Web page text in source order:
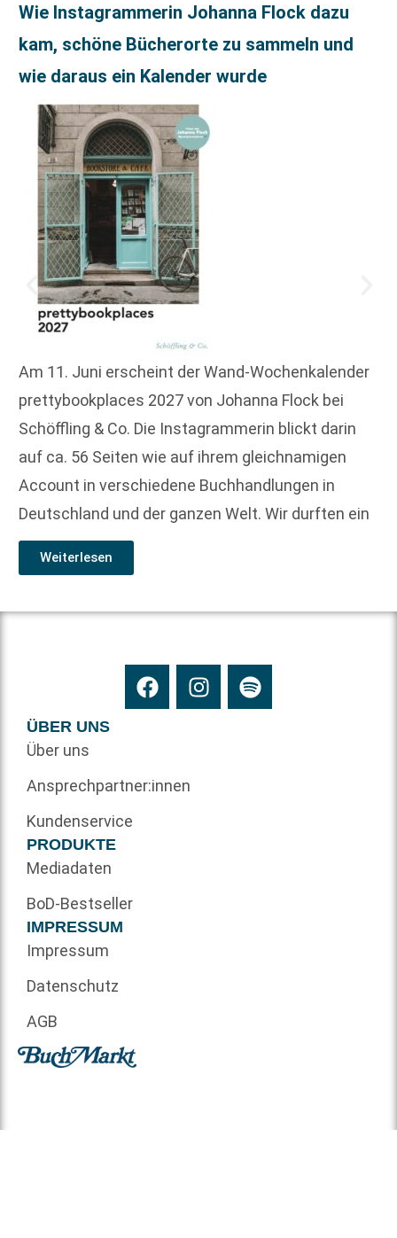
Wie Instagrammerin Johanna Flock dazu
kam, schöne Bücherorte zu sammeln und
wie daraus ein Kalender wurde
Am 11. Juni erscheint der Wand-Wochenkalender
prettybookplaces 2027 von Johanna Flock bei
Schöffling & Co. Die Instagrammerin blickt darin
auf ca. 56 Seiten wie auf ihrem gleichnamigen
Account in verschiedene Buchhandlungen in
Deutschland und der ganzen Welt. Wir durften ein
Weiterlesen
ÜBER UNS
Über uns
Ansprechpartner:innen
Kundenservice
PRODUKTE
Mediadaten
BoD-Bestseller
IMPRESSUM
Impressum
Datenschutz
AGB